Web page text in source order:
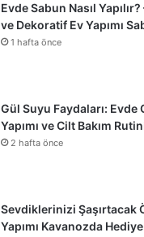
Evde Sabun Nasıl
ve Dekoratif Ev Yapımı
1 hafta önce
Gül Suyu Faydaları: Evde
Yapımı ve Cilt Bakım
2 hafta önce
Sevdiklerinizi Şaşırtacak
Yapımı Kavanozda